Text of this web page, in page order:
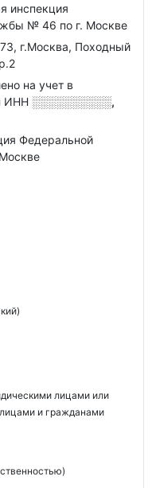
инспекция
№ 46 по г. Москве
г.Москва, Походный
на учет в
ИНН ░░░░░░░░░░,
Федеральной
лицами или
и гражданами